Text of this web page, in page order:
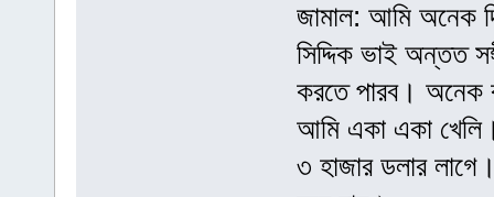
জামাল: আমি অনেক
সিদ্দিক ভাই অন্তত
করতে পারব। অনেক
আমি একা একা
৩ হাজার ডলার